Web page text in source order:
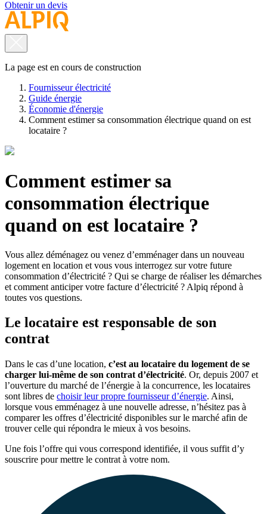
Obtenir un devis
La page est en cours de construction
Fournisseur électricité
Guide énergie
Économie d'énergie
Comment estimer sa consommation électrique quand on est
locataire ?
Comment estimer sa
consommation électrique
quand on est locataire ?
Vous allez déménagez ou venez d’emménager dans un nouveau
logement en location et vous vous interrogez sur votre future
consommation d’électricité ? Qui se charge de réaliser les démarches
et comment anticiper votre facture d’électricité ? Alpiq répond à
toutes vos questions.
Le locataire est responsable de son
contrat
Dans le cas d’une location, c’est au locataire du logement de se
charger lui-même de son contrat d’électricité. Or, depuis 2007 et
l’ouverture du marché de l’énergie à la concurrence, les locataires
sont libres de choisir leur propre fournisseur d’énergie. Ainsi,
lorsque vous emménagez à une nouvelle adresse, n’hésitez pas à
comparer les offres d’électricité disponibles sur le marché afin de
trouver celle qui répondra le mieux à vos besoins.
Une fois l’offre qui vous correspond identifiée, il vous suffit d’y
souscrire pour mettre le contrat à votre nom.